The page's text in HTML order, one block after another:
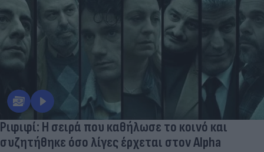
Ριφιφί: Η σειρά που καθήλωσε το κοινό και
συζητήθηκε όσο λίγες έρχεται στον Alpha